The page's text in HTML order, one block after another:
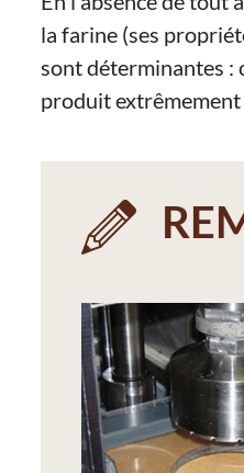
la farine (ses
sont déterminantes :
produit